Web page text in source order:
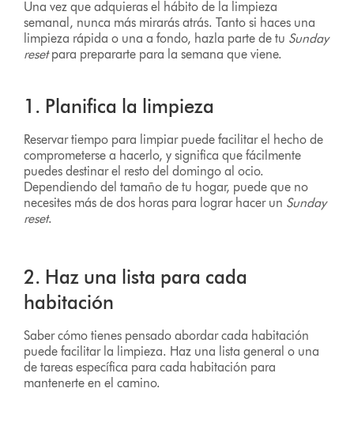
Una vez que adquieras el hábito de la limpieza
semanal, nunca más mirarás atrás. Tanto si haces una
limpieza rápida o una a fondo, hazla parte de tu Sunday
resetpara prepararte para la semana que viene.
1. Planifica la limpieza
Reservar tiempo para limpiar puede facilitar el hecho de
comprometerse a hacerlo, y significa que fácilmente
puedes destinar el resto del domingo al ocio.
Dependiendo del tamaño de tu hogar, puede que no
necesites más de dos horas para lograr hacer un Sunday
reset.
2. Haz una lista para cada
habitación
Saber cómo tienes pensado abordar cada habitación
puede facilitar la limpieza. Haz una lista general o una
de tareas específica para cada habitación para
mantenerte en el camino.